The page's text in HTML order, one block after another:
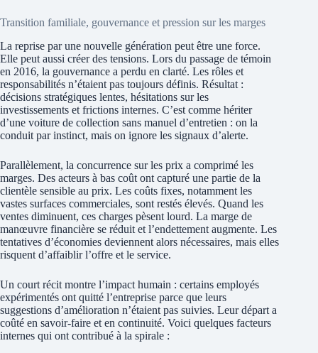
Transition familiale, gouvernance et pression sur les marges
La reprise par une nouvelle génération peut être une force.
Elle peut aussi créer des tensions. Lors du passage de témoin
en 2016, la gouvernance a perdu en clarté. Les rôles et
responsabilités n’étaient pas toujours définis. Résultat :
décisions stratégiques lentes, hésitations sur les
investissements et frictions internes. C’est comme hériter
d’une voiture de collection sans manuel d’entretien : on la
conduit par instinct, mais on ignore les signaux d’alerte.
Parallèlement, la concurrence sur les prix a comprimé les
marges. Des acteurs à bas coût ont capturé une partie de la
clientèle sensible au prix. Les coûts fixes, notamment les
vastes surfaces commerciales, sont restés élevés. Quand les
ventes diminuent, ces charges pèsent lourd. La marge de
manœuvre financière se réduit et l’endettement augmente. Les
tentatives d’économies deviennent alors nécessaires, mais elles
risquent d’affaiblir l’offre et le service.
Un court récit montre l’impact humain : certains employés
expérimentés ont quitté l’entreprise parce que leurs
suggestions d’amélioration n’étaient pas suivies. Leur départ a
coûté en savoir-faire et en continuité. Voici quelques facteurs
internes qui ont contribué à la spirale :